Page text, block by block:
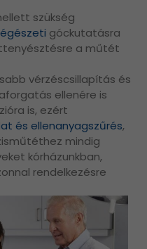
szükség
góckutatásra
a műtét
vérzéscsillapítás és
ellenére is
is, ezért
és ellenanyagszűrés,
mindig
kórházunkban,
rendelkezésre